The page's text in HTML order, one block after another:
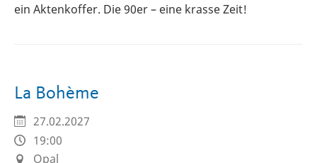
ein Aktenkoffer. Die 90er – eine krasse Zeit!
La Bohème
27.02.2027
19:00
Opal